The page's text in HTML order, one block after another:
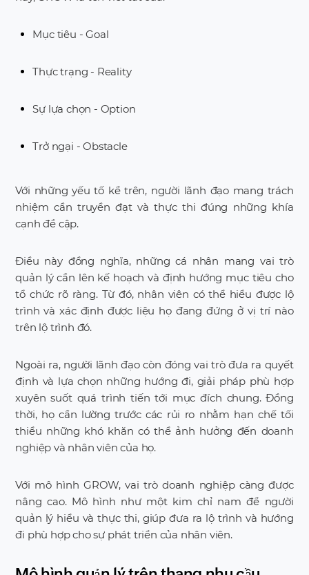
Mục tiêu - Goal
Thực trạng - Reality
Sự lựa chọn - Option
Trở ngại - Obstacle
Với những yếu tố kể trên, người lãnh đạo mang trách
nhiệm cần truyền đạt và thực thi đúng những khía
cạnh đề cập.
Điều này đồng nghĩa, những cá nhân mang vai trò
quản lý cần lên kế hoạch và định hướng mục tiêu cho
tổ chức rõ ràng. Từ đó, nhân viên có thể hiểu được lộ
trình và xác định được liệu họ đang đứng ở vị trí nào
trên lộ trình đó.
Ngoài ra, người lãnh đạo còn đóng vai trò đưa ra quyết
định và lựa chọn những hướng đi, giải pháp phù hợp
xuyên suốt quá trình tiến tới mục đích chung. Đồng
thời, họ cần lường trước các rủi ro nhằm hạn chế tối
thiểu những khó khăn có thể ảnh hưởng đến doanh
nghiệp và nhân viên của họ.
Với mô hình GROW, vai trò doanh nghiệp càng được
nâng cao. Mô hình như một kim chỉ nam để người
quản lý hiểu và thực thi, giúp đưa ra lộ trình và hướng
đi phù hợp cho sự phát triển của nhân viên.